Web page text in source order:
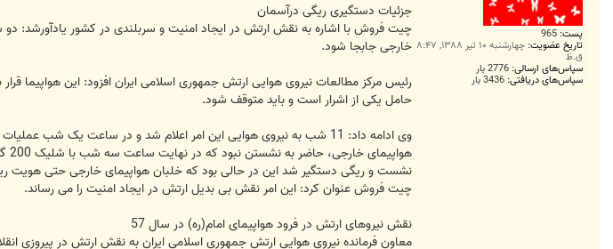
پست: 965
تاریخ عضویت: چهارشنبه ۱۰ تیر ۱۳۸۸, ۸:۴۷
ق.ظ
سپاس‌های ارسالی: 2776 بار
سپاس‌های دریافتی: 3436 بار
جزئیات دستگیری ریگی درآسمان
چیت فروش با اشاره به نقش ارتش در ایجاد امنیت و سربلندی در کشور یادآورشد:
خارجی جابجا شود.
رئیس مرکز مطالعات نیروی هوایی ارتش جمهوری اسلامی ایران افزود: این هواپیما
حامل یکی از اشرار است و باید متوقف شود.
وی ادامه داد: 11 شب به نیروی هوایی این امر اعلام شد و در ساعت
نشست و ریگی دستگیر شد این در حالی بود که خلبان هواپیمای خارجی حتی هویت
چیت فروش عنوان کرد: این امر نقش بی بدیل ارتش در ایجاد امنیت را می رساند.
نقش نیروهای ارتش در فرود هواپیمای امام(ره) در سال 57
معاون فرمانده نیروی هوایی ارتش جمهوری اسلامی ایران به نقش ارتش در پیروزی